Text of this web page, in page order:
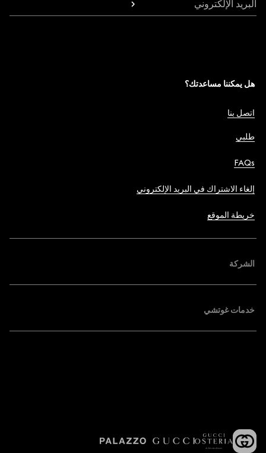
البريد الإلكتروني
هل يمكننا مساعدتك؟
اتصل بنا
طلبي
FAQs
إلغاء الاشتراك في البريد الإلكتروني
خريطة الموقع
الشركة
خدمات غوتشي